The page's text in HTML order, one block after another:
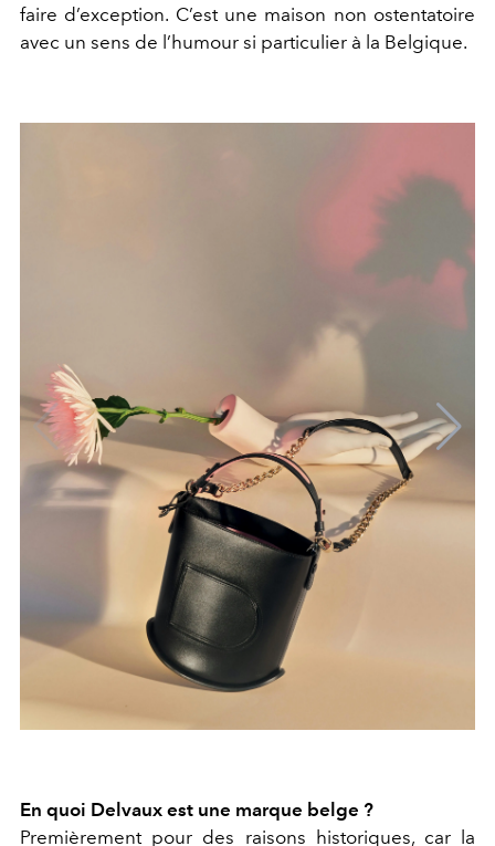
faire d’exception. C’est une maison non ostentatoire
avec un sens de l’humour si particulier à la Belgique.
En quoi Delvaux est une marque belge ?
Premièrement pour des raisons historiques, car la